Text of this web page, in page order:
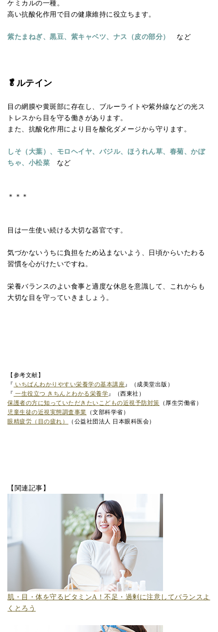
ケミカルの一種。
高い抗酸化作用で目の健康維持に役立ちます。
紫たまねぎ、黒豆、紫キャベツ、ナス（皮の部分） など
🥬ルテイン
目の網膜や黄斑部に存在し、ブルーライトや紫外線などの光ス
トレスから目を守る働きがあります。
また、抗酸化作用により目を酸化ダメージから守ります。
しそ（大葉）、モロヘイヤ、バジル、ほうれん草、春菊、かぼ
ちゃ、小松菜 など
＊＊＊
目は一生使い続ける大切な器官です。
気づかないうちに負担をため込まないよう、日頃からいたわる
習慣を心がけたいですね。
栄養バランスのよい食事と適度な休息を意識して、これからも
大切な目を守っていきましょう。
【参考文献】
『 いちばんわかりやすい栄養学の基本講座』（成美堂出版）
『 一生役立つ きちんとわかる栄養学』（西東社）
保護者の方に知っていただきたいこどもの近視予防対策 （厚生労働省）
児童生徒の近視実態調査事業 （文部科学省）
眼精疲労（目の疲れ）
（公益社団法人 日本眼科医会）
【関連記事】
肌・目・体を守るビタミンA！不足・過剰に注意してバランスよ
くとろう